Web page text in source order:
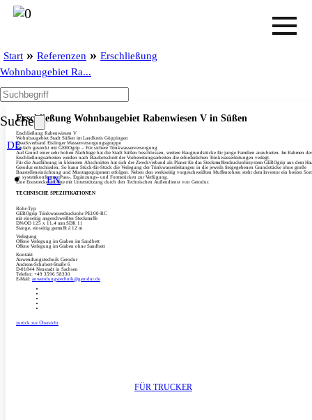
Start » Referenzen » Erschließung
Wohnbaugebiet Ra...
Suche
DE
EN
Erschließung Wohnbaugebiet Rabenwiesen V in Süßen
Erschließung Rabenwiesen V
Wohnbaugebiet Stadt Süßen im Landkreis Göppingen
Zweckverband Eislinger Wasserversorgungsgruppe
Einfach gesteckt mit GEROgrip – Für sichere Trinkwasserversorgung
Auf Grund einer sehr hohen Nachfrage hat die Stadt Süßen beschlossen, weitere Baugrundstücke für junge Familien anzubieten. Im Rahmen der
Erschließungsarbeiten werden nach Baufortschritt der Vorbereitungsarbeiten die erforderlichen Trinkwasserleitungen verlegt.
Für die Ausführung in kleineren Abschnitten hat sich der Zweckverband als Planer für das Steckmuffendruckrohrsystem GEROgrip aus dem
Gerodur entschieden. So kann Stück-für-Stück die Verlegung der Trinkwasserleitungen in die jeweils freigegebenen Grundstücke ohne große
Baustelleneinrichtung und Montagequipment erfolgen. Neben den werkseitig vorgeschweißten Muffenrohren steht dem Investor ein breites
an systemkonformen Pass-, Ergänzungs- und Formstücken zur Verfügung.
Eine Erststrecke erfolgte mit Unterstützung durch den Technischen Außendienst von Gerodur.
TECHNISCHE SPEZIFIKATIONEN
Rohr-Typ
GEROgrip Trinkwasserdruckrohr PE100-RC
mit einseitig angeschweißter Steckmuffe
DN/­OD 125 x 11,4 mm SDR 11
Stange, einseitig gemufft á 12 m
Verlegung
Offene Verlegung im Graben im Sandbett
Offene Verlegung im Graben ohne Sandbett
Kontakt
Anwendungstechnik Gerodur
Andreas-Schubert-Straße 6
D-01844 Neustadt in Sachsen
Telefon: +49 3596 58330
E-Mail: anwendungstechnik@gerodur.de
zurück zur Übersicht
FÜR TRUCKER